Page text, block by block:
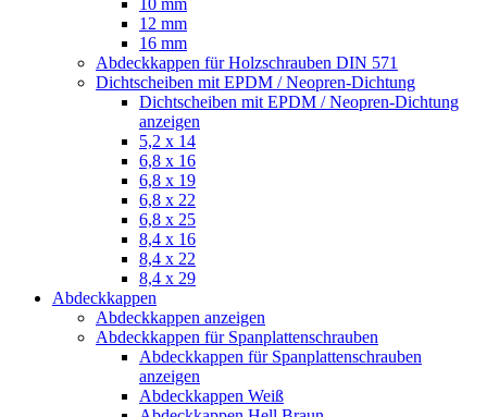
12 mm
16 mm
Abdeckkappen für Holzschrauben DIN 571
Dichtscheiben mit EPDM / Neopren-Dichtung
Dichtscheiben mit EPDM / Neopren-Dichtung
anzeigen
5,2 x 14
6,8 x 16
6,8 x 19
6,8 x 22
6,8 x 25
8,4 x 16
8,4 x 22
8,4 x 29
Abdeckkappen
Abdeckkappen anzeigen
Abdeckkappen für Spanplattenschrauben
Abdeckkappen für Spanplattenschrauben
anzeigen
Abdeckkappen Weiß